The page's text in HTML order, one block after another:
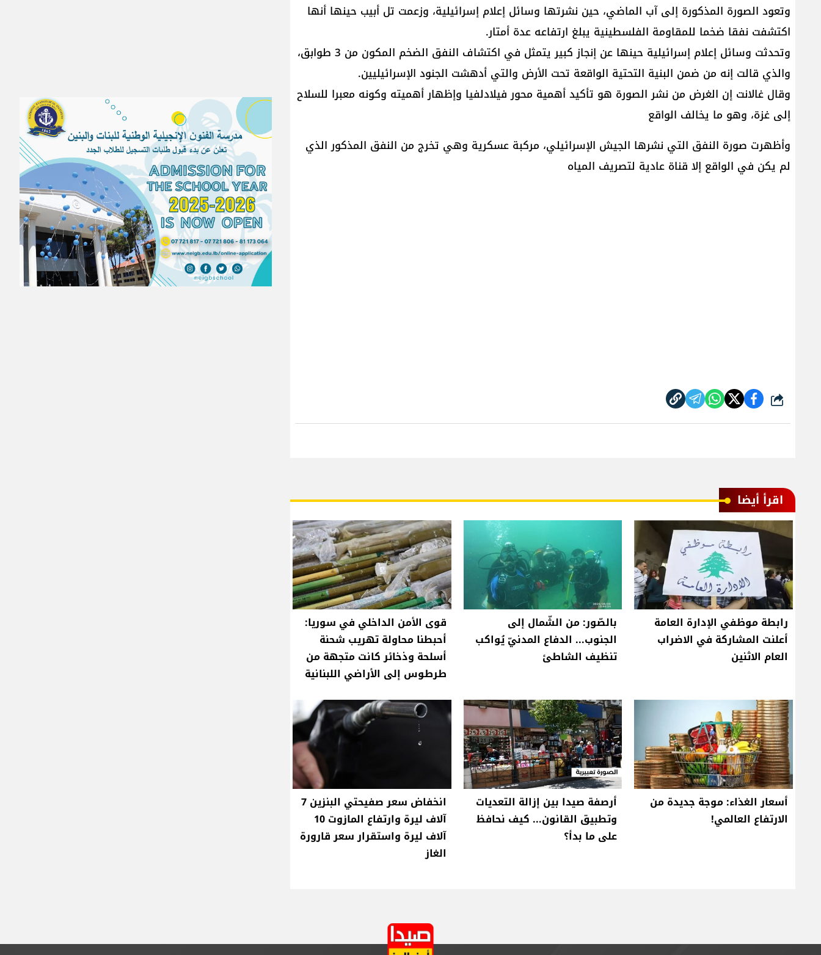
وتعود الصورة المذكورة إلى آب الماضي، حين نشرتها وسائل إعلام إسرائيلية، وزعمت تل أبيب حينها أنها
اكتشفت نفقا ضخما للمقاومة الفلسطينية يبلغ ارتفاعه عدة أمتار.
وتحدثت وسائل إعلام إسرائيلية حينها عن إنجاز كبير يتمثل في اكتشاف النفق الضخم المكون من 3 طوابق،
والذي قالت إنه من ضمن البنية التحتية الواقعة تحت الأرض والتي أدهشت الجنود الإسرائيليين.
وقال غالانت إن الغرض من نشر الصورة هو تأكيد أهمية محور فيلادلفيا وإظهار أهميته وكونه معبرا للسلاح
إلى غزة، وهو ما يخالف الواقع
وأظهرت صورة النفق التي نشرها الجيش الإسرائيلي، مركبة عسكرية وهي تخرج من النفق المذكور الذي
لم يكن في الواقع إلا قناة عادية لتصريف المياه
شارك
اقرأ أيضا
رابطة موظفي الإدارة العامة
أعلنت المشاركة في الاضراب
العام الاثنين
بالصّور: من الشّمال إلى
الجنوب... الدفاع المدنيّ يُواكب
تنظيف الشاطئ
قوى الأمن الداخلي في سوريا:
أحبطنا محاولة تهريب شحنة
أسلحة وذخائر كانت متجهة من
طرطوس إلى الأراضي اللبنانية
أسعار الغذاء: موجة جديدة من
الارتفاع العالمي!
أرصفة صيدا بين إزالة التعديات
وتطبيق القانون... كيف نحافظ
على ما بدأ؟
انخفاض سعر صفيحتي البنزين 7
آلاف ليرة وارتفاع المازوت 10
آلاف ليرة واستقرار سعر قارورة
الغاز